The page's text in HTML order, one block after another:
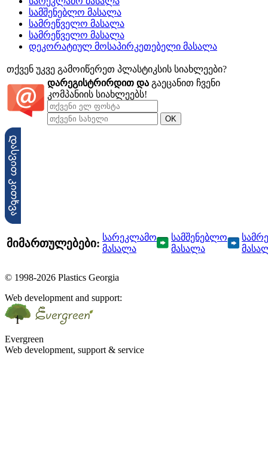
სამშენებლო მასალა
სამრეწველო მასალა
სამრეწველო მასალა
დეკორატიულ მოსაპირკეთებელი მასალა
თქვენ უკვე გამოიწერეთ პლასტიკსის სიახლეები?
დარეგისტრირდით და გაეცანით ჩვენი
კომპანიის სიახლეებს!
მიმართულებები: სარეკლამო
მასალა
სამშენებლო
მასალა
© 1998-2026 Plastics Georgia
Web development and support:
Evergreen
Web development, support & service